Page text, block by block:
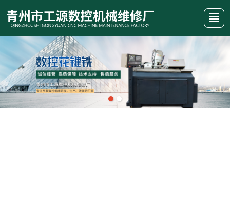
关于我们 产品展示 招商加盟